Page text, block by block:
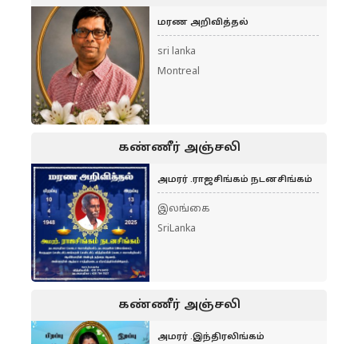
மரண அறிவித்தல்
sri lanka
Montreal
கண்ணீர் அஞ்சலி
அமரர் .ராஜசிங்கம் நடனசிங்கம்
இலங்கை
SriLanka
கண்ணீர் அஞ்சலி
அமரர் .இந்திரலிங்கம்